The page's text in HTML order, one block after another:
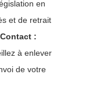
en
et de retrait
Contact :
à enlever
de votre